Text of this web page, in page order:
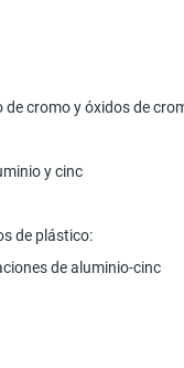
de cromo y óxidos de
y cinc
de plástico:
de aluminio-cinc